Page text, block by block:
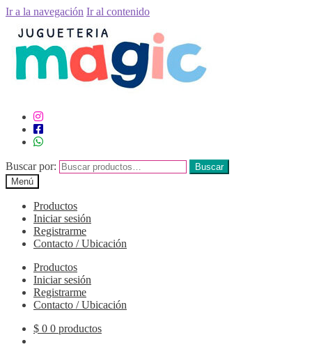
Ir a la navegación Ir al contenido
Buscar por:
Buscar
Menú
Productos
Iniciar sesión
Registrarme
Contacto / Ubicación
Productos
Iniciar sesión
Registrarme
Contacto / Ubicación
$ 0 0 productos